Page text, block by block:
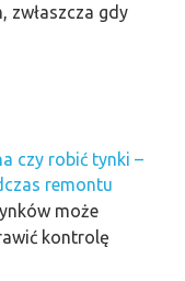
zwłaszcza gdy
czy robić tynki –
remontu
może
kontrolę